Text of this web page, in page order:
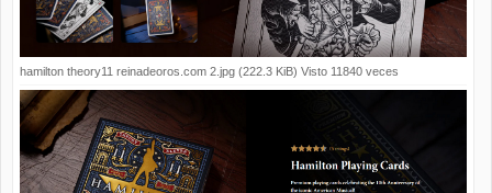
hamilton theory11 reinadeoros.com 2.jpg (222.3 KiB) Visto 11840 veces